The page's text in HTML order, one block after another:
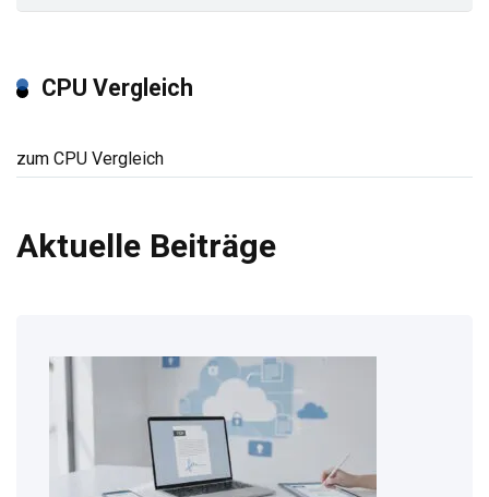
CPU Vergleich
zum CPU Vergleich
Aktuelle Beiträge